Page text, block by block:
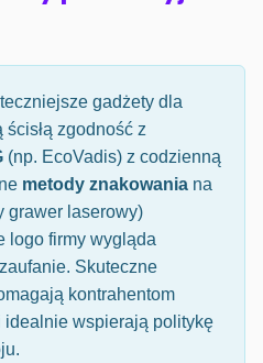
gadżety dla
ścisłą zgodność z
(np. EcoVadis) z codzienną
metody znakowania na
grawer laserowy)
logo firmy wygląda
Skuteczne
kontrahentom
idealnie wspierają politykę